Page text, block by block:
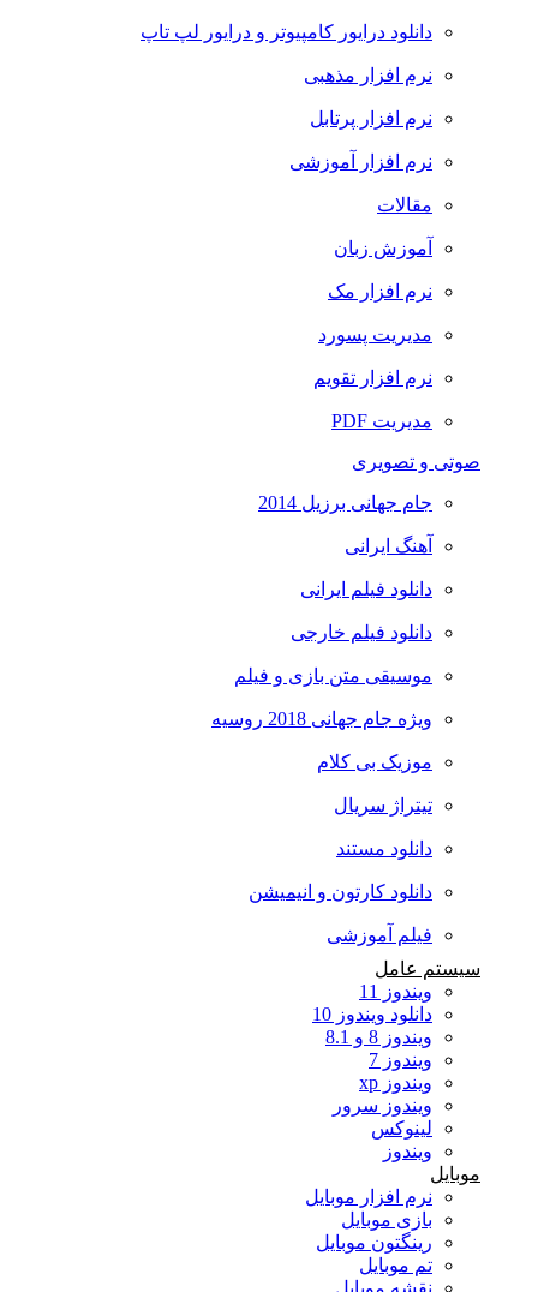
دانلود درایور کامپیوتر و درایور لپ تاپ
نرم افزار مذهبی
نرم افزار پرتابل
نرم افزار آموزشی
مقالات
آموزش زبان
نرم افزار مک
مدیریت پسورد
نرم افزار تقویم
مدیریت PDF
صوتی و تصویری
جام جهانی برزیل 2014
آهنگ ایرانی
دانلود فیلم ایرانی
دانلود فیلم خارجی
موسیقی متن بازی و فیلم
ویژه جام جهانی 2018 روسیه
موزیک بی کلام
تیتراژ سریال
دانلود مستند
دانلود کارتون و انیمیشن
فیلم آموزشی
سیستم عامل
ویندوز 11
دانلود ویندوز 10
ویندوز 8 و 8.1
ویندوز 7
ویندوز xp
ویندوز سرور
لینوکس
ویندوز
موبایل
نرم افزار موبایل
بازی موبایل
رینگتون موبایل
تم موبایل
نقشه موبایل